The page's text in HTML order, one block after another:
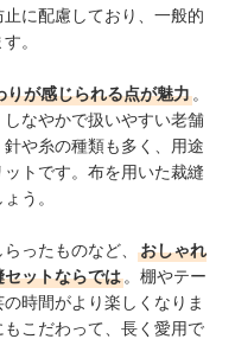
に配慮しており、一般的
。
が感じられる点が魅力 。
なやかで扱いやすい老舗
や糸の種類も多く、用途
トです。布を用いた裁縫
う。
ったものなど、
おしゃれ
ットならでは 。棚やテー
時間がより楽しくなりま
こだわって、長く愛用で